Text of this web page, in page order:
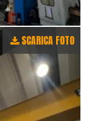
SCARICA FOTO